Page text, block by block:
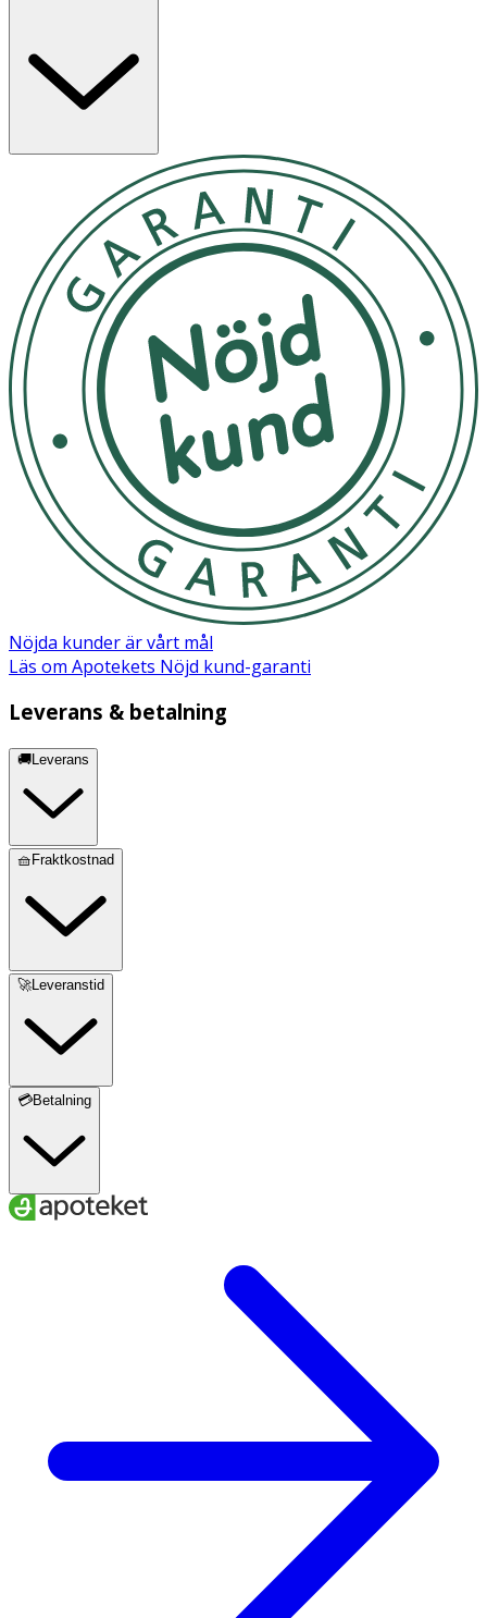
Nöjda kunder är vårt mål
Läs om Apotekets Nöjd kund-garanti
Leverans & betalning
🚚Leverans
🧺Fraktkostnad
🚀Leveranstid
💳Betalning